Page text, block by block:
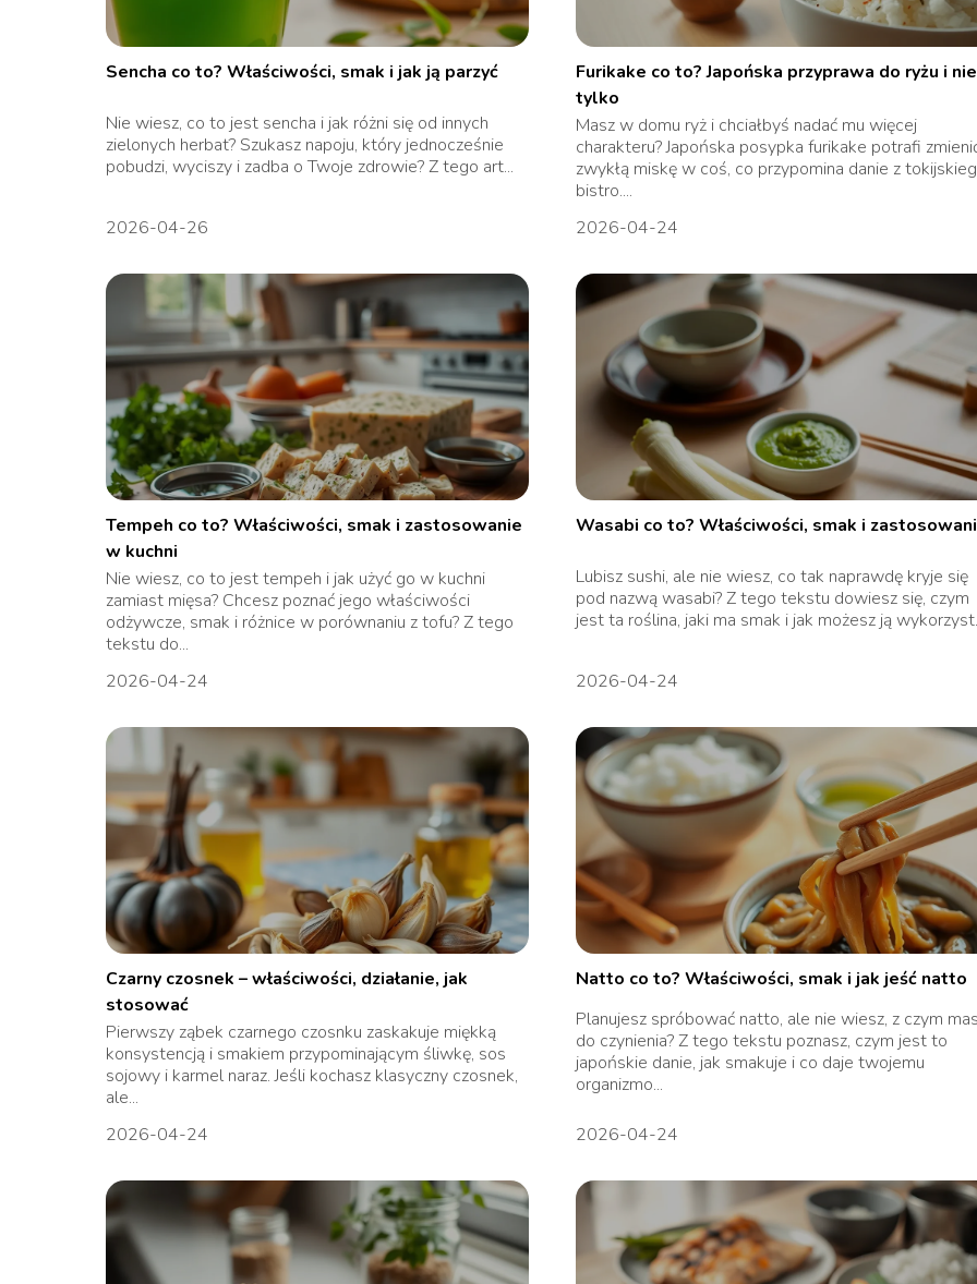
Sencha co to? Właściwości, smak i jak ją parzyć
Nie wiesz, co to jest sencha i jak różni się od innych
zielonych herbat? Szukasz napoju, który jednocześnie
pobudzi, wyciszy i zadba o Twoje zdrowie? Z tego art...
2026-04-26
Furikake co to? Japońska przyprawa do ryżu i nie
tylko
Masz w domu ryż i chciałbyś nadać mu więcej
charakteru? Japońska posypka furikake potrafi
zwykłą miskę w coś, co przypomina danie z
bistro....
2026-04-24
Tempeh co to? Właściwości, smak i zastosowanie
w kuchni
Nie wiesz, co to jest tempeh i jak użyć go w kuchni
zamiast mięsa? Chcesz poznać jego właściwości
odżywcze, smak i różnice w porównaniu z tofu? Z tego
tekstu do...
2026-04-24
Wasabi co to? Właściwości, smak i
Lubisz sushi, ale nie wiesz, co tak naprawdę kryje się
pod nazwą wasabi? Z tego tekstu dowiesz się, czym
jest ta roślina, jaki ma smak i jak możesz ją
2026-04-24
Czarny czosnek – właściwości, działanie, jak
stosować
Pierwszy ząbek czarnego czosnku zaskakuje miękką
konsystencją i smakiem przypominającym śliwkę, sos
sojowy i karmel naraz. Jeśli kochasz klasyczny czosnek,
ale...
2026-04-24
Natto co to? Właściwości, smak i jak jeść natto
Planujesz spróbować natto, ale nie wiesz, z czym
do czynienia? Z tego tekstu poznasz, czym jest to
japońskie danie, jak smakuje i co daje twojemu
organizmo...
2026-04-24